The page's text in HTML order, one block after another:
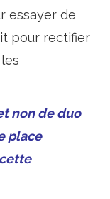
essayer de
pour rectifier
non de duo
place